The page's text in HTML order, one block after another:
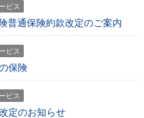
ビス
普通保険約款改定のご案内
ビス
保険
ビス
定のお知らせ